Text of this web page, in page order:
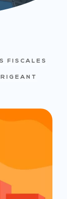
FISCALES